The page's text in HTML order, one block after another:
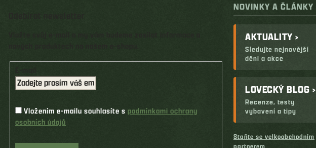
Vložením e-mailu souhlasíte s podmínkami ochrany
osobních údajů
NOVINKY A ČLÁNKY
AKTUALITY ›
Sledujte nejnovější
dění a akce
LOVECKÝ BLOG ›
Recenze, testy
vybavení a tipy
Staňte se velkoobchodním
partnerem